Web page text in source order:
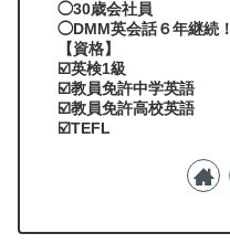
◯30歳会社員
◯DMM英会話６年継続！
【資格】
☑️英検1級
☑️教員免許中学英語
☑️教員免許高校英語
☑️TEFL